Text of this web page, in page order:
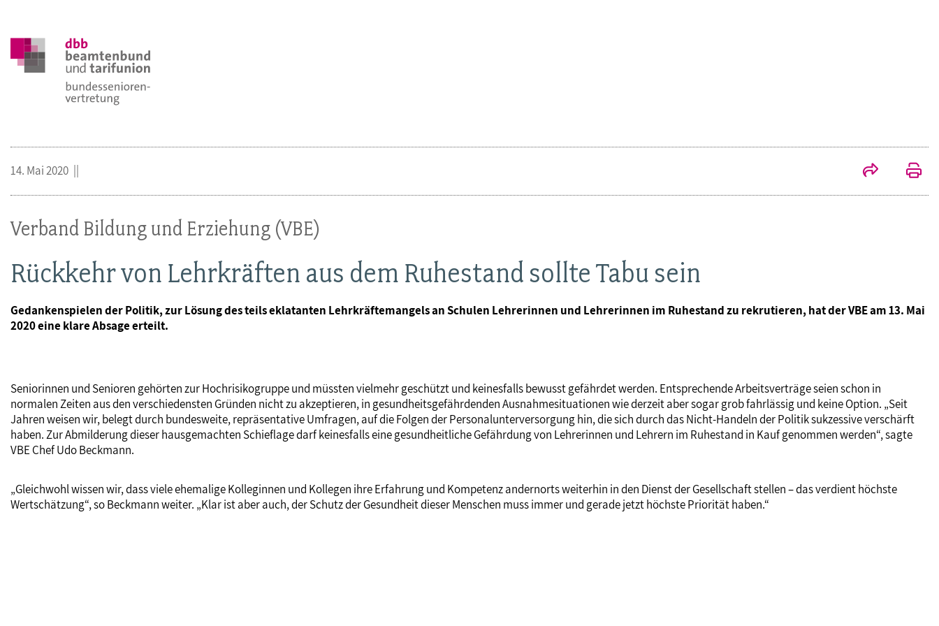
Verband Bildung und Erziehung (VBE)
Rückkehr von Lehrkräften aus dem Ruhestand sollte Tabu sein
Gedankenspielen der Politik, zur Lösung des teils eklatanten Lehrkräftemangels an Schulen Lehrerinnen und Lehrerinnen im Ruhestand zu rekrutieren, hat der VBE am 13. Mai
2020 eine klare Absage erteilt.
14. Mai 2020
Seniorinnen und Senioren gehörten zur Hochrisikogruppe und müssten vielmehr geschützt und keinesfalls bewusst gefährdet werden. Entsprechende Arbeitsverträge seien schon in
normalen Zeiten aus den verschiedensten Gründen nicht zu akzeptieren, in gesundheitsgefährdenden Ausnahmesituationen wie derzeit aber sogar grob fahrlässig und keine Option. „Seit
Jahren weisen wir, belegt durch bundesweite, repräsentative Umfragen, auf die Folgen der Personalunterversorgung hin, die sich durch das Nicht-Handeln der Politik sukzessive verschärft
haben. Zur Abmilderung dieser hausgemachten Schieflage darf keinesfalls eine gesundheitliche Gefährdung von Lehrerinnen und Lehrern im Ruhestand in Kauf genommen werden“, sagte
VBE Chef Udo Beckmann.
„Gleichwohl wissen wir, dass viele ehemalige Kolleginnen und Kollegen ihre Erfahrung und Kompetenz andernorts weiterhin in den Dienst der Gesellschaft stellen – das verdient höchste
Wertschätzung“, so Beckmann weiter. „Klar ist aber auch, der Schutz der Gesundheit dieser Menschen muss immer und gerade jetzt höchste Priorität haben.“